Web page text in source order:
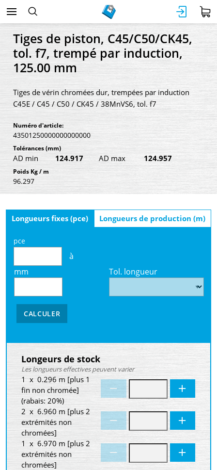
Tiges de piston, C45/C50/CK45,
tol. f7, trempé par induction,
125.00 mm
Tiges de vérin chromées dur, trempées par induction
C45E / C45 / C50 / CK45 / 38MnVS6, tol. f7
Numéro d'article:
43501250000000000000
Tolérances(mm)
AD min 124.917 AD max 124.957
Poids Kg / m
96.297
Longueurs fixes (pce) Longueurs de production (m)
pce
à
mm
Tol. longueur
CALCULER
Longeurs de stock
Les longueurs effectives peuvent varier
1 x 0.296 m [plus 1
fin non chromée]
(rabais: 20%)
2 x 6.960 m [plus 2
extrémités non
chromées]
1 x 6.970 m [plus 2
extrémités non
chromées]